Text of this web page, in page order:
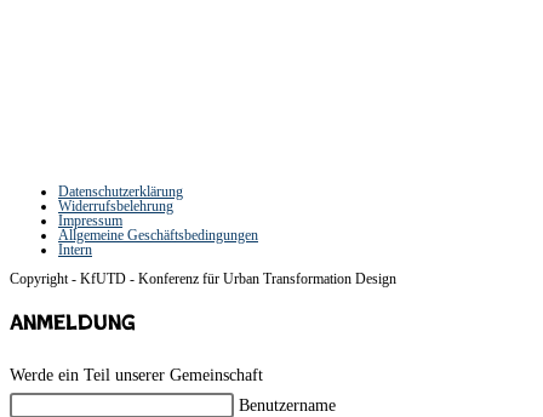
Datenschutzerklärung
Widerrufsbelehrung
Impressum
Allgemeine Geschäftsbedingungen
Intern
Copyright - KfUTD - Konferenz für Urban Transformation Design
Anmeldung
Werde ein Teil unserer Gemeinschaft
Benutzername